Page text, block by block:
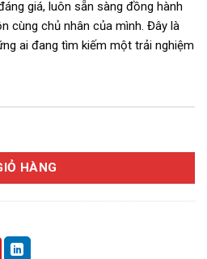
giá, luôn sẵn sàng đồng hành
cùng chủ nhân của mình. Đây là
ai đang tìm kiếm một trải nghiệm
TiNa - 158 cm số lượng
HÀNG